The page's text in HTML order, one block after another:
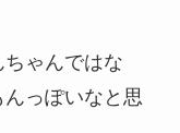
ゃんではな
っぽいなと思